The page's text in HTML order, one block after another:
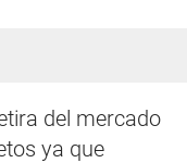
del mercado
ya que